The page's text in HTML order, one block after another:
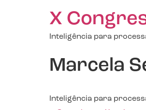
X
Inteligência para
Marcela
Inteligência para